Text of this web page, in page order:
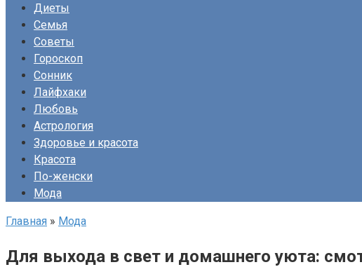
Диеты
Семья
Советы
Гороскоп
Сонник
Лайфхаки
Любовь
Астрология
Здоровье и красота
Красота
По-женски
Мода
Главная » Мода
Для выхода в свет и домашнего уюта: